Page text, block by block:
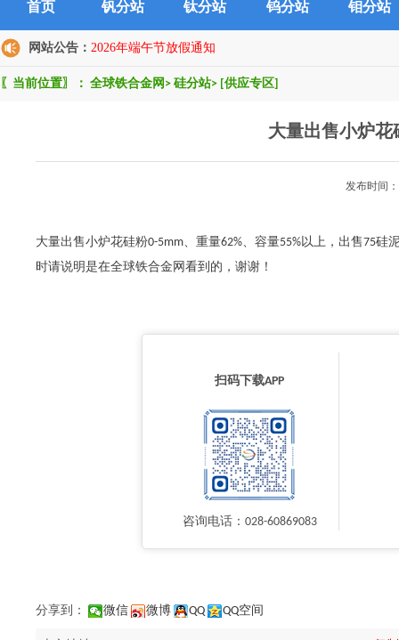
首页 钒分站 钛分站 钨分站 钼分站
网站公告： 2026年端午节放假通知
〖当前位置〗： 全球铁合金网 > 硅分站> [供应专区]
大量出售小炉花
发布时间
大量出售小炉花硅粉0-5mm、重量62%、容量55%以上，出售75
时请说明是在全球铁合金网看到的，谢谢！
扫码下载APP
咨询电话：028-60869083
分享到： 微信 微博 QQ QQ空间